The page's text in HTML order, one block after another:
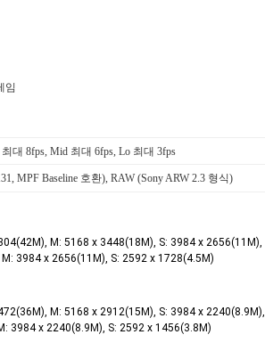
임
대 8fps, Mid 최대 6fps, Lo 최대 3fps
MPF Baseline 호환), RAW (Sony ARW 2.3 형식)
M: 5168 x 3448(18M), S: 3984 x 2656(11M),
3984 x 2656(11M), S: 2592 x 1728(4.5M)
M: 5168 x 2912(15M), S: 3984 x 2240(8.9M),
3984 x 2240(8.9M), S: 2592 x 1456(3.8M)